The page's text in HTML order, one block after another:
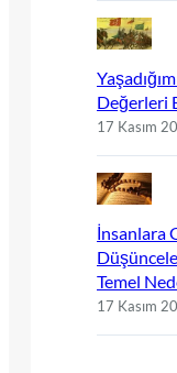
Değerleri
17 Kasım
İnsanlara
Temel
17 Kasım